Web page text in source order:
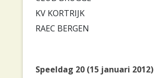
KV KORTRIJK
RAEC BERGEN
Speeldag 20 (15 januari 2012)